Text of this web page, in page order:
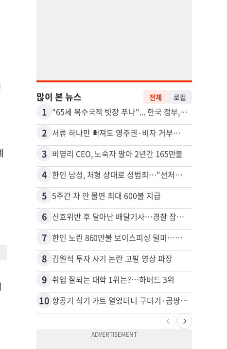
많이 본 뉴스 전체 로컬
1 "65세 복수국적 빗장 푸나"... 한국 정부, 연령 완화 전면 추진
2 서류 하나만 빠져도 영주권·비자 거부…심사관 재량권 대폭 확대
3 비영리 CEO, 노숙자 팔아 2년간 165만불
4 한인 남성, 처형 상대로 성범죄…"선처해줬더니 배신자 취급"
5 5주간 차 안 몰면 최대 600불 지급
6 신호위반 후 달아난 배달기사…경찰 잠복해 잡고보니 ‘반전’
7 한인 노린 860만불 보이스피싱 덜미…영사관·한국 검찰 사칭
8 김원석 투자 사기 논란 고발 영상 파장
9 취업 잘되는 대학 1위는?…하버드 3위
10 항공기 식기 카트 열었더니 구더기·곰팡이…LAX 기내식 업체 논란